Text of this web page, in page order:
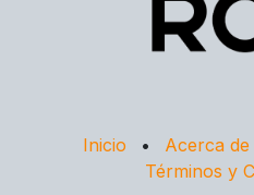
Inicio • Acerca de
Términos y